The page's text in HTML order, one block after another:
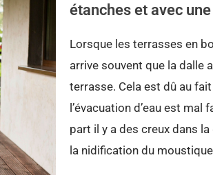
étanches et avec
Lorsque les terrasses en
arrive souvent que la dalle
terrasse. Cela est dû au fait
l’évacuation d’eau est mal
part il y a des creux dans
la nidification du